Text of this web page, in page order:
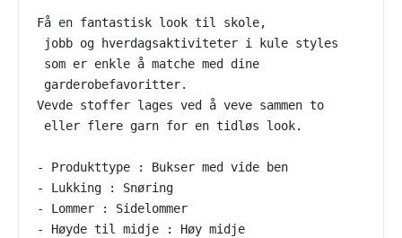
kr 479,95.kr 239,95.
Få en fantastisk look til skole,
jobb og hverdagsaktiviteter i kule styles
som er enkle å matche med dine
garderobefavoritter.
Vevde stoffer lages ved å veve sammen to
eller flere garn for en tidløs look.
- Produkttype : Bukser med vide ben
- Lukking : Snøring
- Lommer : Sidelommer
- Høyde til midje : Høy midje